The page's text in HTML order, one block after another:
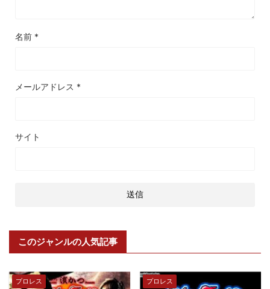
名前 *
メールアドレス *
サイト
このジャンルの人気記事
プロレス プロレス